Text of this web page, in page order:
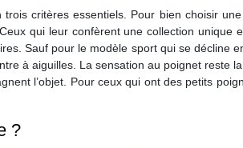
critères essentiels. Pour bien choisir
qui leur confèrent une collection unique
Sauf pour le modèle sport qui se décline
à aiguilles. La sensation au poignet reste
l’objet. Pour ceux qui ont des petits
?